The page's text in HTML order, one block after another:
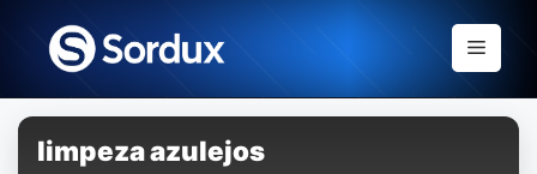
content
Menu
limpeza azulejos